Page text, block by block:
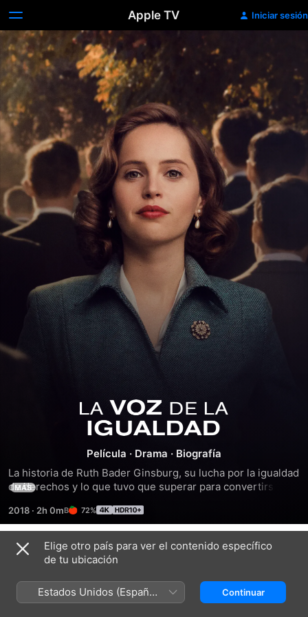
Apple TV Iniciar sesión
La
voz
de
la
igualdad
Película · Drama · Biografía
La historia de Ruth Bader Ginsburg, su lucha por la igualdad
de derechos y lo que tuvo que superar para convertirse en
MÁS
2018 · 2h 0m 72%
Tráilers
Elige otro país para ver el contenido específico
de tu ubicación
Estados Unidos (Español
México)
Continuar